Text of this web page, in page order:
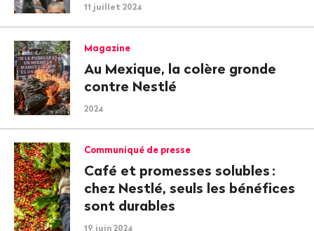
11 juillet 2024
Magazine
Au Mexique, la colère gronde
contre Nestlé
2024
Communiqué de presse
Café et promesses solubles :
chez Nestlé, seuls les bénéfices
sont durables
19 juin 2024